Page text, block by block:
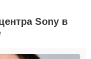
Sony в